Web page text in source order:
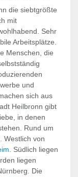
die siebtgrößte
mit
Sehr
Arbeitsplätze.
Menschen, die
und
sich aus
Heilbronn gibt
in denen
Rund um
Westlich von
. Südlich liegen
liegen
Die